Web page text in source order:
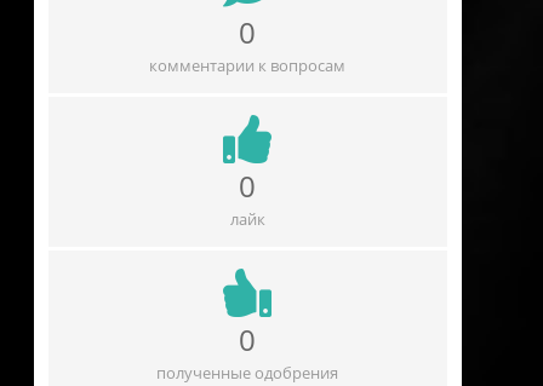
0
комментарии к вопросам
0
лайк
0
полученные одобрения